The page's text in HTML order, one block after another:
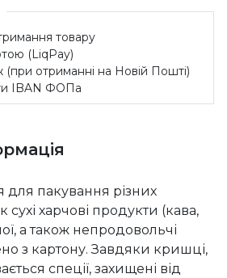
товару
(LiqPay)
(при отриманні на Новій Пошті)
IBAN ФОПа
для пакування різних
сухі харчові продукти (кава,
а також непродовольчі
з картону. Завдяки кришці,
спеції, захищені від